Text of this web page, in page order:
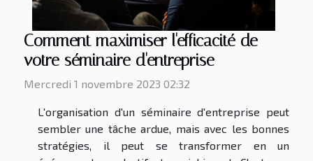
Comment maximiser l'efficacité de
votre séminaire d'entreprise
Mercredi 1 novembre 2023 02:32
L'organisation d'un séminaire d'entreprise peut
sembler une tâche ardue, mais avec les bonnes
stratégies, il peut se transformer en un